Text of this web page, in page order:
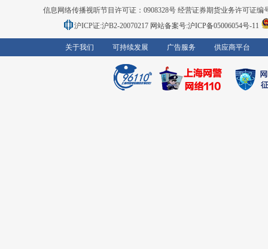
信息网络传播视听节目许可证：0908328号 经营证券期货业务许可证编
沪ICP证:沪B2-20070217 网站备案号:沪ICP备05006054号-11
关于我们 可持续发展 广告服务 供应商平台